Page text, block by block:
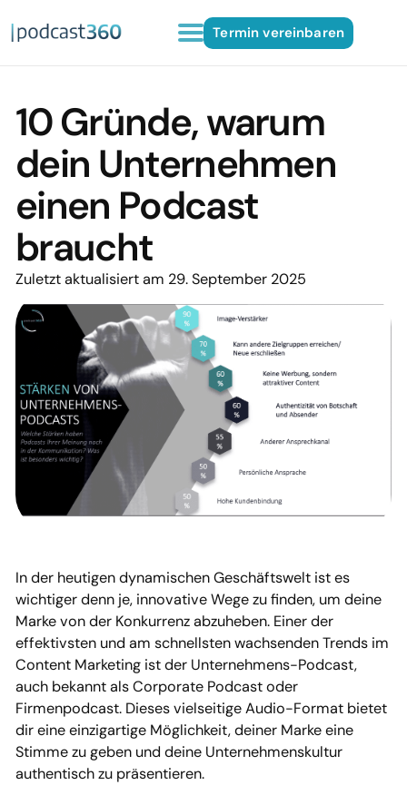
Termin vereinbaren
10 Gründe, warum
dein Unternehmen
einen Podcast
braucht
Zuletzt aktualisiert am 29. September 2025
In der heutigen dynamischen Geschäftswelt ist es
wichtiger denn je, innovative Wege zu finden, um deine
Marke von der Konkurrenz abzuheben. Einer der
effektivsten und am schnellsten wachsenden Trends im
Content Marketing ist der Unternehmens-Podcast,
auch bekannt als Corporate Podcast oder
Firmenpodcast. Dieses vielseitige Audio-Format bietet
dir eine einzigartige Möglichkeit, deiner Marke eine
Stimme zu geben und deine Unternehmenskultur
authentisch zu präsentieren.